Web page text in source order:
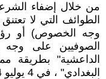
من خلال إضفاء
الطوائف التي لا
وجه الخصوص) أو
الصوفيين على
الداعشية" بطريقة